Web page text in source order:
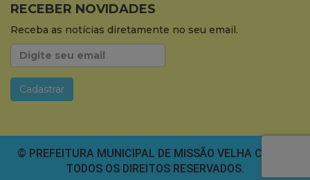
RECEBER NOVIDADES
Receba as notícias diretamente no seu email.
© PREFEITURA MUNICIPAL DE MISSÃO VELHA CEARÁ.
TODOS OS DIREITOS RESERVADOS.